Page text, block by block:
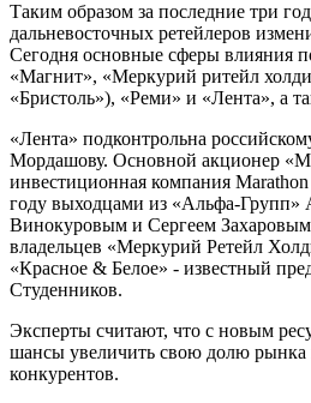
Таким образом за последние три
дальневосточных ретейлеров
Сегодня основные сферы влияния
«Магнит», «Меркурий ритейл
«Бристоль»), «Реми» и «Лента», а
«Лента» подконтрольна
Мордашову. Основной акционер
инвестиционная компания
году выходцами из «Альфа-Групп»
Винокуровым и Сергеем
владельцев «Меркурий Ретейл
«Красное & Белое» - известный
Студенников.
Эксперты считают, что с новым
шансы увеличить свою долю рынка
конкурентов.